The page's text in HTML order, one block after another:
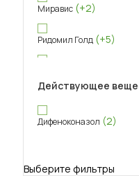
Миравис (+2)
Ридомил Голд (+5)
Топаз(+2)
Действующее
Дифеноконазол (2)
Выберите фильтры